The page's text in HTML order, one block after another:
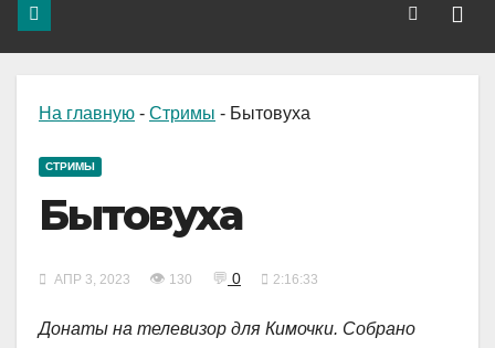
На главную - Стримы - Бытовуха
СТРИМЫ
Бытовуха
АПР 3, 2023 👁 130 💬 0 2:16:33
Донаты на телевизор для Кимочки. Собрано